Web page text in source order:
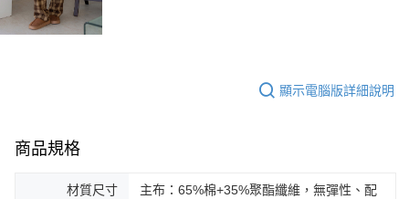
顯示電腦版詳細說明
商品規格
材質尺寸
主布：65%棉+35%聚酯纖維，無彈性、配